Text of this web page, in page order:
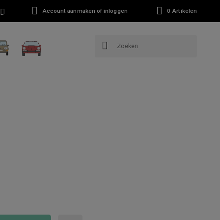
Account aanmaken of inloggen 0Artikelen